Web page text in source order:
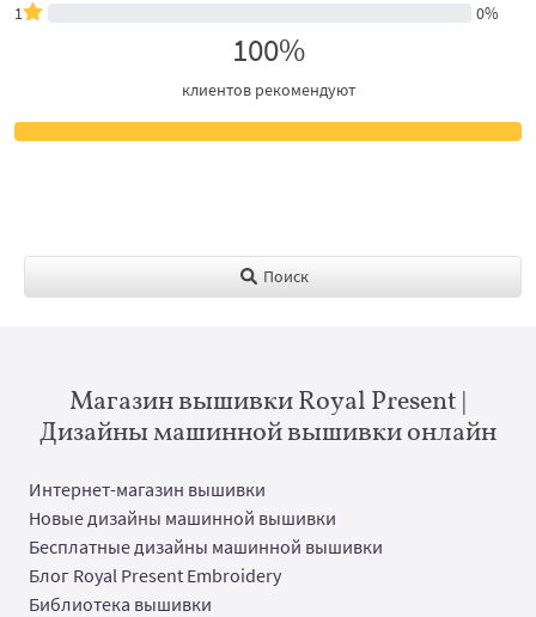
1
0%
100%
клиентов рекомендуют
Поиск
Магазин вышивки Royal Present |
Дизайны машинной вышивки онлайн
Интернет-магазин вышивки
Новые дизайны машинной вышивки
Бесплатные дизайны машинной вышивки
Блог Royal Present Embroidery
Библиотека вышивки